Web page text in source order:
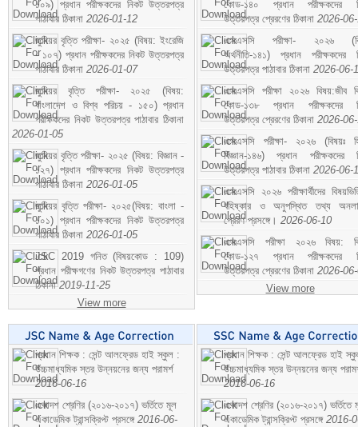
১০৯) প্রধান পরীক্ষকদের নিকট উত্তরপত্র
পাঠাবার ঠিকানা 2026-01-12
জুনিয়র বৃত্তি পরীক্ষা- ২০২৫ (বিষয়: ইংরেজি
- ১০৭) প্রধান পরীক্ষকদের নিকট উত্তরপত্র
পাঠাবার ঠিকানা 2026-01-07
জুনিয়র বৃত্তি পরীক্ষা- ২০২৫ (বিষয়:
বাংলাদেশ ও বিশ্ব পরিচয় - ১৫০) প্রধান
পরীক্ষকদের নিকট উত্তরপত্র পাঠাবার ঠিকানা
2026-01-05
জুনিয়র বৃত্তি পরীক্ষা- ২০২৫ (বিষয়: বিজ্ঞান -
১২৭) প্রধান পরীক্ষকদের নিকট উত্তরপত্র
পাঠাবার ঠিকানা 2026-01-05
জুনিয়র বৃত্তি পরীক্ষা- ২০২৫(বিষয়: বাংলা -
১০১) প্রধান পরীক্ষকদের নিকট উত্তরপত্র
পাঠাবার ঠিকানা 2026-01-05
JSC 2019 গনিত (বিষয়কোড : 109)
প্রধান পরীক্ষগণের নিকট উত্তরপত্র পাঠাবার
ঠিকানা2019-11-25
View more
কোড-১৪০ প্রধান পরীক্ষকদের
উত্তরপত্র প্রেরণের ঠিকানা 2026-
এসএসসি পরীক্ষা- ২০২৬
অর্থনীতি-১৪১) প্রধান পরীক্ষকদের
উত্তরপত্র পাঠাবার ঠিকানা 2026-06-
এসএসসি পরীক্ষা ২০২৬ বিষয়:জীব
কোড-১৩৮ প্রধান পরীক্ষকদের
উত্তরপত্র প্রেরণের ঠিকানা 2026-
এসএসসি পরীক্ষা- ২০২৬ (বিষয়ঃ
বিজ্ঞান-১৪৬) প্রধান পরীক্ষকদের
উত্তরপত্র পাঠাবার ঠিকানা 2026-06-
এসএসসি ২০২৬ পরীক্ষার্থীদের
বহিষ্কার ও অনুপস্থিত তথ্য
প্রেরণ প্রসঙ্গে। 2026-06-10
এসএসসি পরীক্ষা ২০২৬ বিষয়:
কোড-১২৭ প্রধান পরীক্ষকদের
উত্তরপত্র প্রেরণের ঠিকানা 2026-
View more
প্রধান শিক্ষক : সেন্ট আলফ্রেড হাই স্কুল :
উচ্চমাধ্যমিক স্তর উন্নয়নের জন্য পরামর্শ
2016-06-16
একাদশ শ্রেণির (২০১৬-২০১৭) ভর্তিতে মূল
একাডেমিক ট্রান্সক্রিপ্ট প্রসঙ্গে 2016-06-
প্রধান শিক্ষক : সেন্ট আলফ্রেড হাই
উচ্চমাধ্যমিক স্তর উন্নয়নের জন্য
2016-06-16
একাদশ শ্রেণির (২০১৬-২০১৭) ভর্তিতে
একাডেমিক ট্রান্সক্রিপ্ট প্রসঙ্গে 2016-